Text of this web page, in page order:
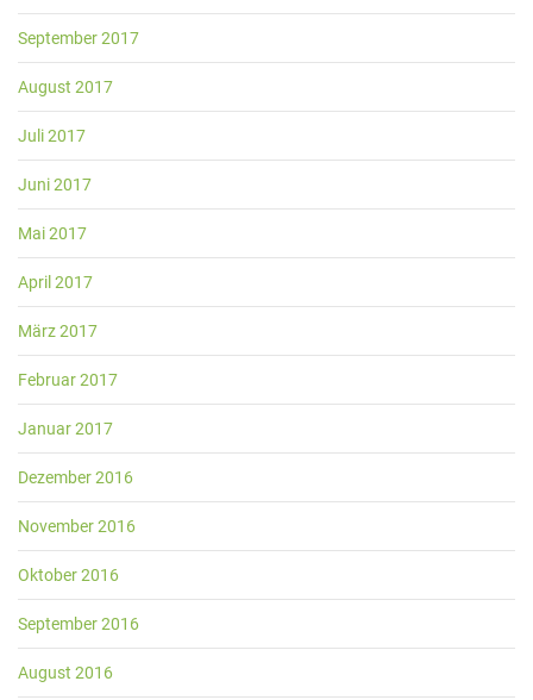
September 2017
August 2017
Juli 2017
Juni 2017
Mai 2017
April 2017
März 2017
Februar 2017
Januar 2017
Dezember 2016
November 2016
Oktober 2016
September 2016
August 2016